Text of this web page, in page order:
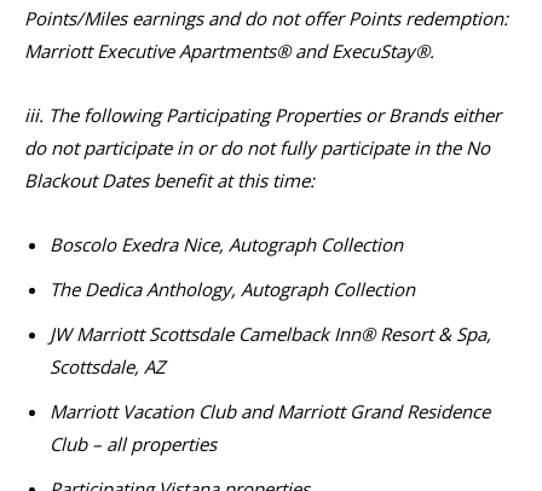
Points/Miles earnings and do not offer Points redemption:
Marriott Executive Apartments® and ExecuStay®.
iii. The following Participating Properties or Brands either
do not participate in or do not fully participate in the No
Blackout Dates benefit at this time:
Boscolo Exedra Nice, Autograph Collection
The Dedica Anthology, Autograph Collection
JW Marriott Scottsdale Camelback Inn® Resort & Spa,
Scottsdale, AZ
Marriott Vacation Club and Marriott Grand Residence
Club – all properties